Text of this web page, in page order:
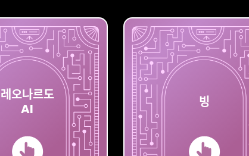
레오나르도
AI
빙